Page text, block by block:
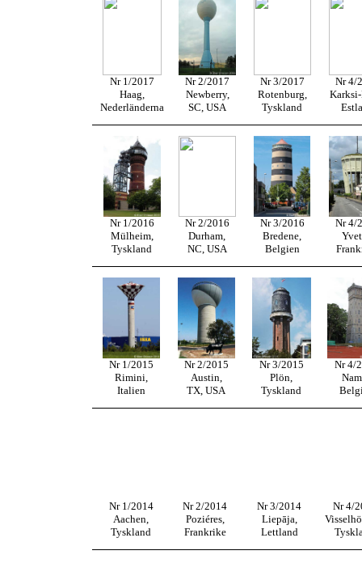
Nr 1/2017
Haag,
Nederländerna
Nr 2/2017
Newberry,
SC, USA
Nr 3/2017
Rotenburg,
Tyskland
Nr 4/
Nr 1/2016
Mülheim,
Tyskland
Nr 2/2016
Durham,
NC, USA
Nr 3/2016
Bredene,
Belgien
Nr 4/
Nr 1/2015
Rimini,
Italien
Nr 2/2015
Austin,
TX, USA
Nr 3/2015
Plön,
Tyskland
Nr 4/
Nr 1/2014
Aachen,
Tyskland
Nr 2/2014
Poziéres,
Frankrike
Nr 3/2014
Liepāja,
Lettland
Nr 4/